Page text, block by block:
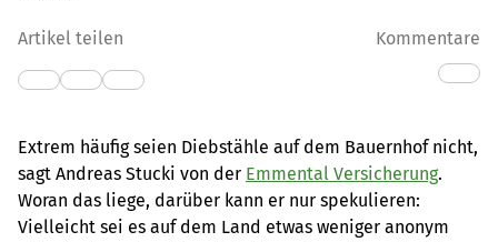
Artikel teilen Kommentare
Extrem häufig seien Diebstähle auf dem Bauernhof nicht,
sagt Andreas Stucki von der Emmental Versicherung.
Woran das liege, darüber kann er nur spekulieren:
Vielleicht sei es auf dem Land etwas weniger anonym